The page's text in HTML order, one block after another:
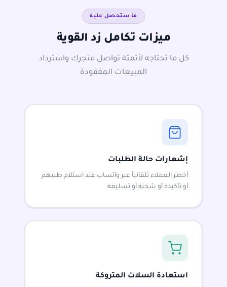
ما ستحصل عليه
ميزات تكامل زد القوية
كل ما تحتاجه لأتمتة تواصل متجرك واسترداد
المبيعات المفقودة
إشعارات حالة الطلبات
أخطر العملاء تلقائياً عبر واتساب عند استلام طلبهم
أو تأكيده أو شحنه أو تسليمه
استعادة السلات المتروكة